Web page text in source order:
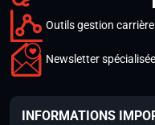
Outils gestion carrière
Newsletter spécialisée
INFORMATIONS